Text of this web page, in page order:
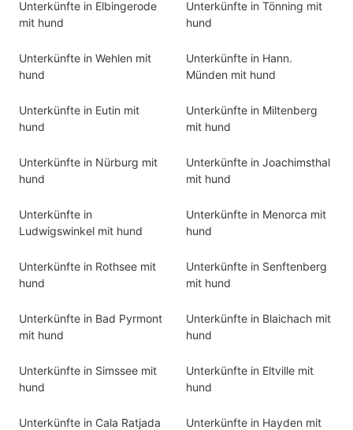
Unterkünfte in Elbingerode
mit hund
Unterkünfte in Tönning mit
hund
Unterkünfte in Wehlen mit
hund
Unterkünfte in Hann.
Münden mit hund
Unterkünfte in Eutin mit
hund
Unterkünfte in Miltenberg
mit hund
Unterkünfte in Nürburg mit
hund
Unterkünfte in Joachimsthal
mit hund
Unterkünfte in
Ludwigswinkel mit hund
Unterkünfte in Menorca mit
hund
Unterkünfte in Rothsee mit
hund
Unterkünfte in Senftenberg
mit hund
Unterkünfte in Bad Pyrmont
mit hund
Unterkünfte in Blaichach mit
hund
Unterkünfte in Simssee mit
hund
Unterkünfte in Eltville mit
hund
Unterkünfte in Cala Ratjada
Unterkünfte in Hayden mit